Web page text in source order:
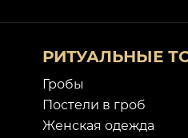
РИТУАЛЬНЫЕ
Гробы
Постели в гроб
Женская одежда